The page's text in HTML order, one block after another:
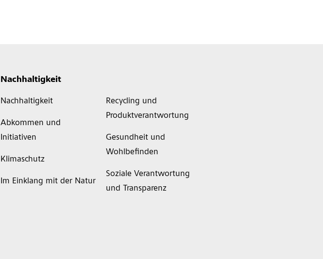
Nachhaltigkeit
Nachhaltigkeit
Abkommen und
Initiativen
Klimaschutz
Im Einklang mit der Natur
Recycling und
Produktverantwortung
Gesundheit und
Wohlbefinden
Soziale Verantwortung
und Transparenz